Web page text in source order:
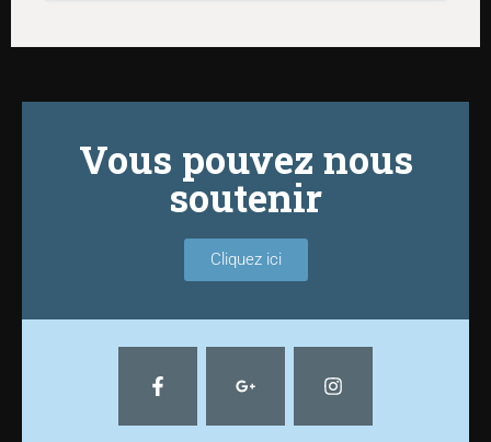
Vous pouvez nous
soutenir
Cliquez ici